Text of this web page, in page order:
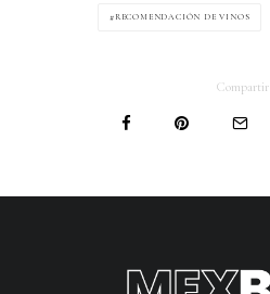
RECOMENDACIÓN DE VINOS
Compartir